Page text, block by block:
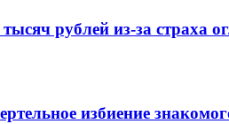
рублей из-за страха
избиение